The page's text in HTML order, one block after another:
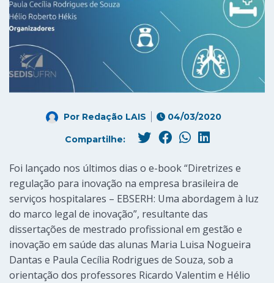
Por Redação LAIS 04/03/2020
Compartilhe:
Foi lançado nos últimos dias o e-book “Diretrizes e
regulação para inovação na empresa brasileira de
serviços hospitalares – EBSERH: Uma abordagem à luz
do marco legal de inovação”, resultante das
dissertações de mestrado profissional em gestão e
inovação em saúde das alunas Maria Luisa Nogueira
Dantas e Paula Cecília Rodrigues de Souza, sob a
orientação dos professores Ricardo Valentim e Hélio